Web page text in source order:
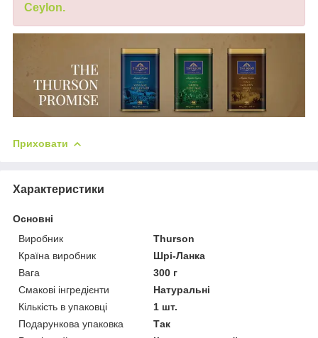
Ceylon.
Приховати
Характеристики
Основні
Виробник
Thurson
Країна виробник
Шрі-Ланка
Вага
300 г
Смакові інгредієнти
Натуральні
Кількість в упаковці
1 шт.
Подарункова упаковка
Так